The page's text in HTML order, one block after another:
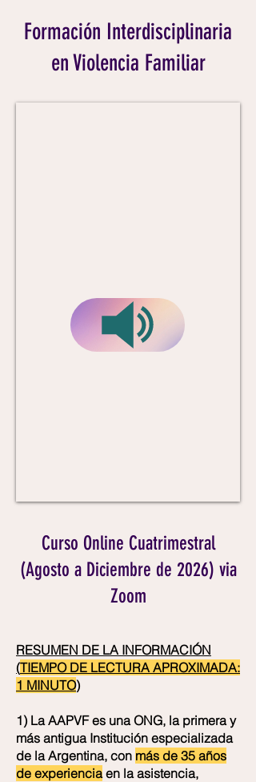
Formación Interdisciplinaria
en Violencia Familiar
Curso Online Cuatrimestral
(Agosto a Diciembre de 2026) via
Zoom
RESUMEN DE LA INFORMACIÓN
(TIEMPO DE LECTURA APROXIMADA:
1 MINUTO)
1) La AAPVF es una ONG, la primera y
más antigua Institución especializada
de la Argentina, con más de 35 años
de experienciaen la asistencia,